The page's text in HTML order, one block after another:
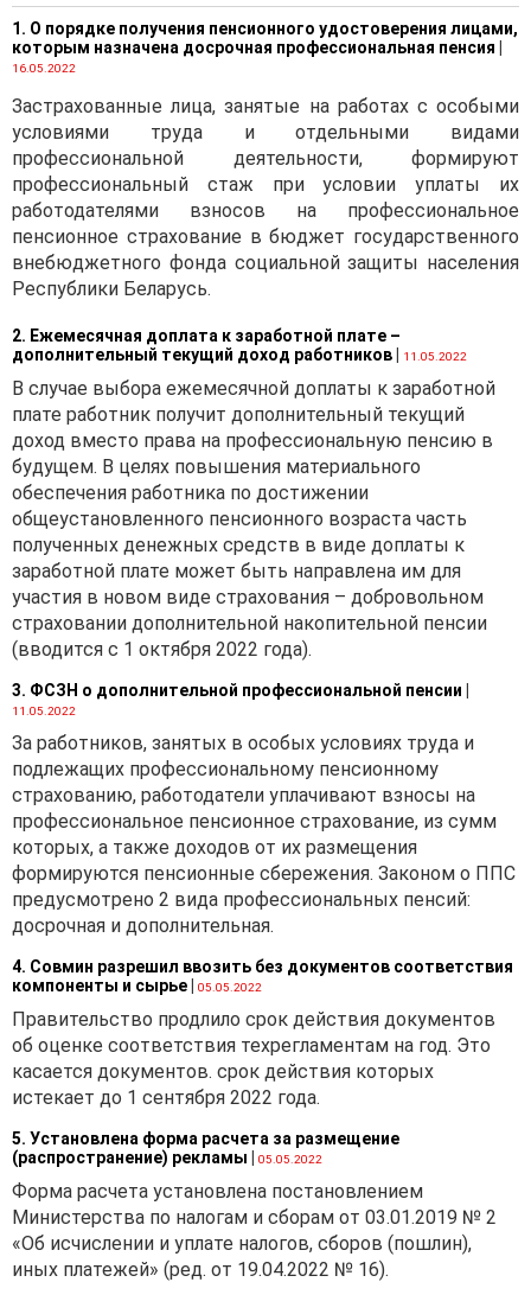
1. О порядке получения пенсионного удостоверения лицами,
которым назначена досрочная профессиональная пенсия |
16.05.2022
Застрахованные лица, занятые на работах с особыми
условиями труда и отдельными видами
профессиональной деятельности, формируют
профессиональный стаж при условии уплаты их
работодателями взносов на профессиональное
пенсионное страхование в бюджет государственного
внебюджетного фонда социальной защиты населения
Республики Беларусь.
2. Ежемесячная доплата к заработной плате –
дополнительный текущий доход работников| 11.05.2022
В случае выбора ежемесячной доплаты к заработной
плате работник получит дополнительный текущий
доход вместо права на профессиональную пенсию в
будущем. В целях повышения материального
обеспечения работника по достижении
общеустановленного пенсионного возраста часть
полученных денежных средств в виде доплаты к
заработной плате может быть направлена им для
участия в новом виде страхования – добровольном
страховании дополнительной накопительной пенсии
(вводится с 1 октября 2022 года).
3. ФСЗН о дополнительной профессиональной пенсии |
11.05.2022
За работников, занятых в особых условиях труда и
подлежащих профессиональному пенсионному
страхованию, работодатели уплачивают взносы на
профессиональное пенсионное страхование, из сумм
которых, а также доходов от их размещения
формируются пенсионные сбережения. Законом о ППС
предусмотрено 2 вида профессиональных пенсий:
досрочная и дополнительная.
4. Совмин разрешил ввозить без документов соответствия
компоненты и сырье| 05.05.2022
Правительство продлило срок действия документов
об оценке соответствия техрегламентам на год. Это
касается документов. срок действия которых
истекает до 1 сентября 2022 года.
5. Установлена форма расчета за размещение
(распространение) рекламы | 05.05.2022
Форма расчета установлена постановлением
Министерства по налогам и сборам от 03.01.2019 № 2
«Об исчислении и уплате налогов, сборов (пошлин),
иных платежей» (ред. от 19.04.2022 № 16).